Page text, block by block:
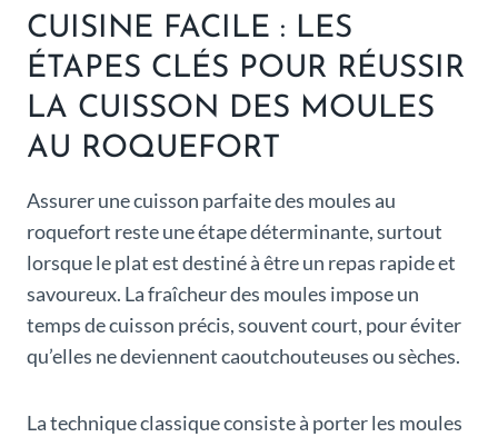
CUISINE FACILE : LES
ÉTAPES CLÉS POUR RÉUSSIR
LA CUISSON DES MOULES
AU ROQUEFORT
Assurer une cuisson parfaite des moules au
roquefort reste une étape déterminante, surtout
lorsque le plat est destiné à être un repas rapide et
savoureux. La fraîcheur des moules impose un
temps de cuisson précis, souvent court, pour éviter
qu’elles ne deviennent caoutchouteuses ou sèches.
La technique classique consiste à porter les moules